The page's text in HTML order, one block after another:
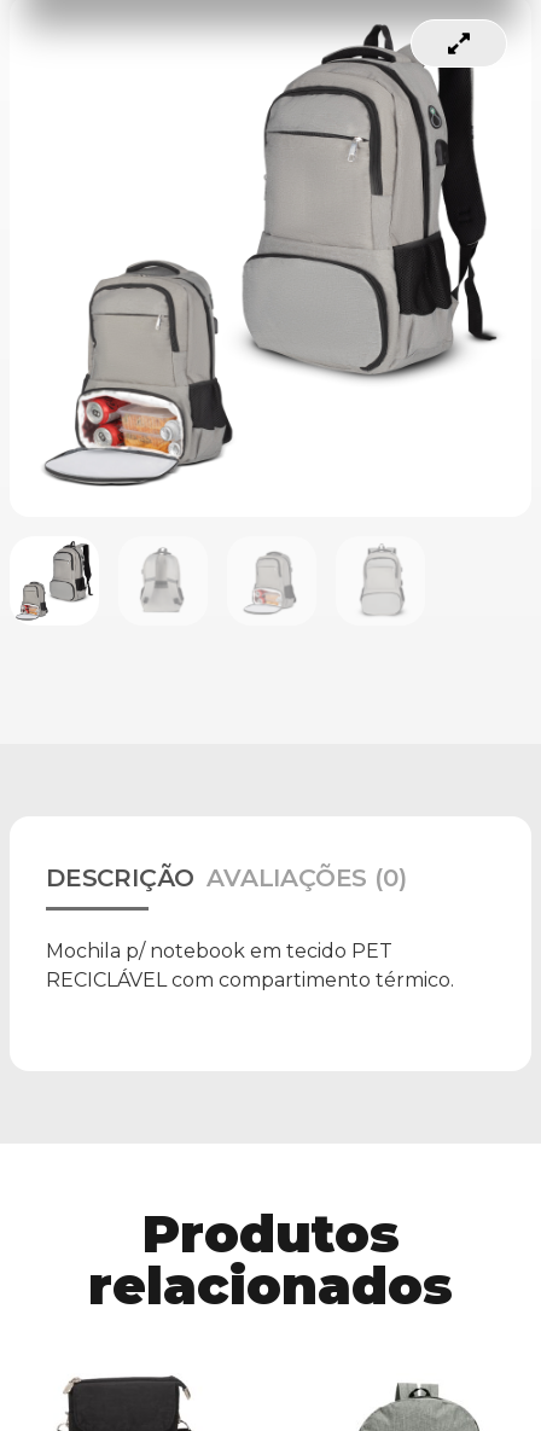
DESCRIÇÃO AVALIAÇÕES (0)
Mochila p/ notebook em tecido PET
RECICLÁVEL com compartimento térmico.
Produtos
relacionados